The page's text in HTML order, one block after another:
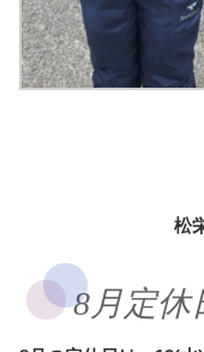
松
8月定休